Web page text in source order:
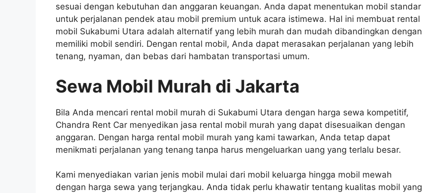
sesuai dengan kebutuhan dan anggaran keuangan. Anda dapat menentukan mobil standar
untuk perjalanan pendek atau mobil premium untuk acara istimewa. Hal ini membuat rental
mobil Sukabumi Utara adalah alternatif yang lebih murah dan mudah dibandingkan dengan
memiliki mobil sendiri. Dengan rental mobil, Anda dapat merasakan perjalanan yang lebih
tenang, nyaman, dan bebas dari hambatan transportasi umum.
Sewa Mobil Murah di Jakarta
Bila Anda mencari rental mobil murah di Sukabumi Utara dengan harga sewa kompetitif,
Chandra Rent Car menyedikan jasa rental mobil murah yang dapat disesuaikan dengan
anggaran. Dengan harga rental mobil murah yang kami tawarkan, Anda tetap dapat
menikmati perjalanan yang tenang tanpa harus mengeluarkan uang yang terlalu besar.
Kami menyediakan varian jenis mobil mulai dari mobil keluarga hingga mobil mewah
dengan harga sewa yang terjangkau. Anda tidak perlu khawatir tentang kualitas mobil yang